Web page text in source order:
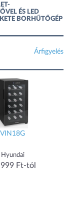
ÉS LED
BORHŰTŐGÉP
Árfigyelés
VIN18G
Hyundai
Ft-tól